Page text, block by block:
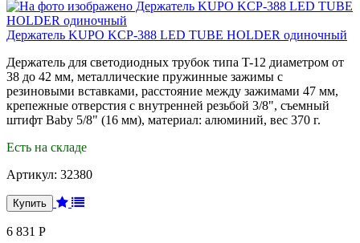
Держатель KUPO KCP-388 LED TUBE HOLDER одиночный
Держатель для светодиодных трубок типа T-12 диаметром от
38 до 42 мм, металлические пружинные зажимы с
резиновыми вставками, расстояние между зажимами 47 мм,
крепежные отверстия с внутренней резьбой 3/8", съемный
штифт Baby 5/8" (16 мм), материал: алюминий, вес 370 г.
Есть на складе
Артикул: 32380
6 831 Р